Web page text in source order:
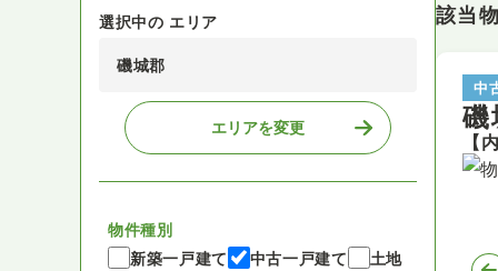
選択中の エリア
磯城郡
エリアを変更
物件種別
新築一戸建て
中古一戸建て
土地
該当
中